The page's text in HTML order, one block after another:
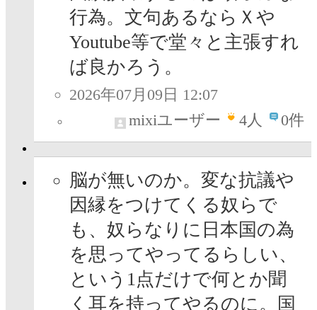
行為。文句あるならＸや
Youtube等で堂々と主張すれ
ば良かろう。
2026年07月09日 12:07
mixiユーザー
4人 0件
脳が無いのか。変な抗議や
因縁をつけてくる奴らで
も、奴らなりに日本国の為
を思ってやってるらしい、
という1点だけで何とか聞
く耳を持ってやるのに。国